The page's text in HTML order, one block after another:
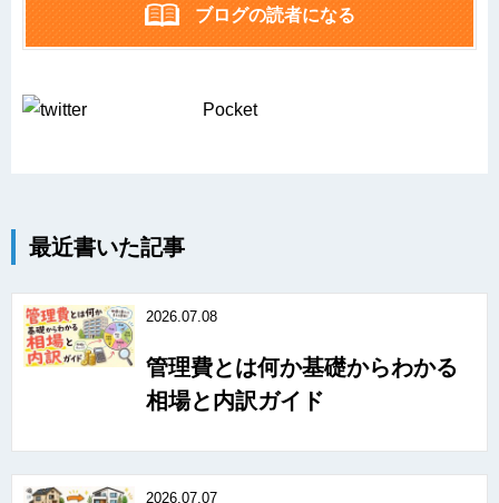
ブログの読者になる
Pocket
最近書いた記事
2026.07.08
管理費とは何か基礎からわかる
相場と内訳ガイド
2026.07.07